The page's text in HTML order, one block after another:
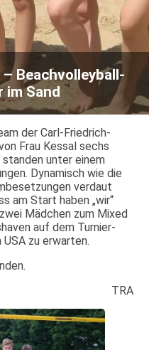
Beachvolleyball-
im Sand
der Carl-Friedrich-
Frau Kessal sechs
unter einem
Dynamisch wie die
verdaut
am Start haben „wir“
Mädchen zum Mixed
auf dem Turnier-
zu erwarten.
TRA